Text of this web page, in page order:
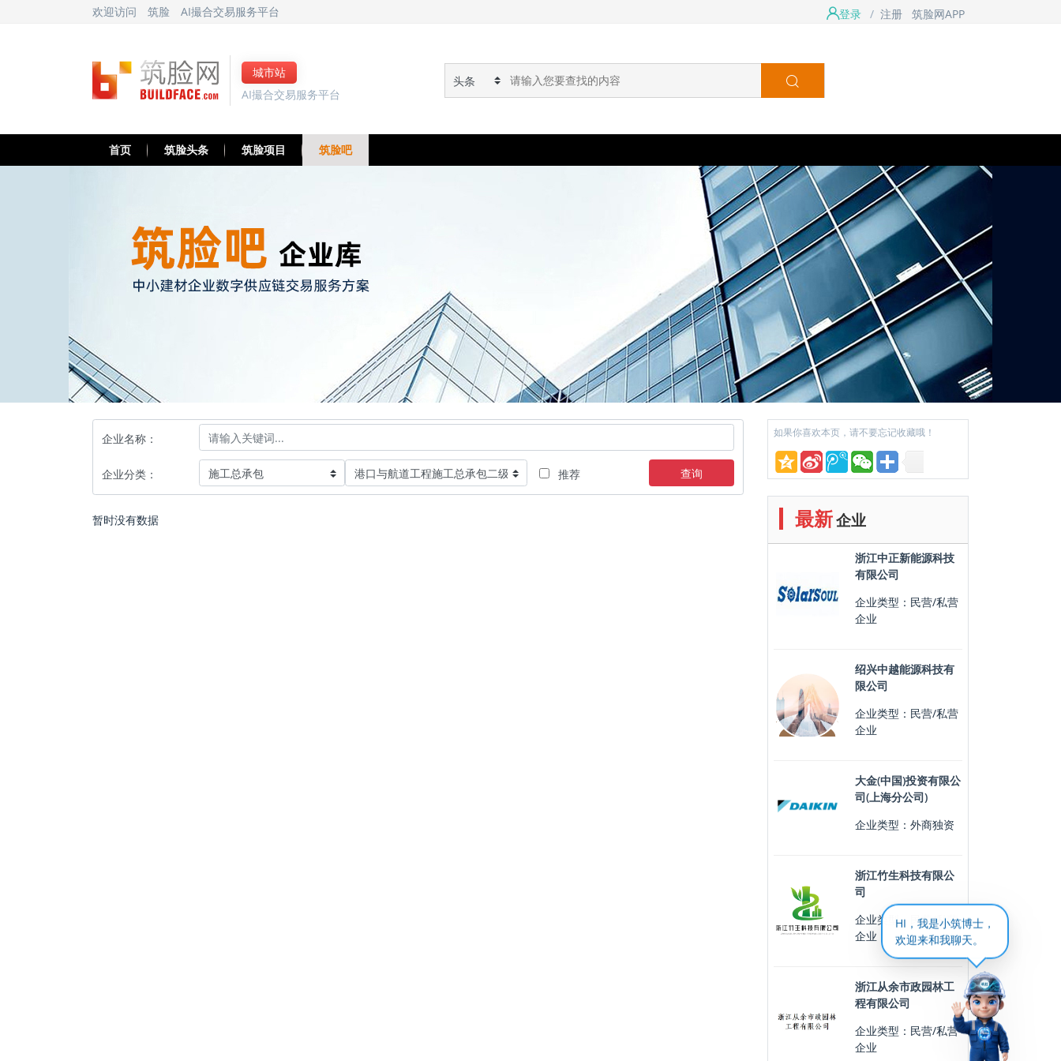
HI，我是小筑博士，
欢迎来和我聊天。
欢迎访问 筑脸 AI撮合交易服务平台 登录 / 注册 筑脸网APP
城市站
AI撮合交易服务平台
首页 筑脸头条 筑脸项目 筑脸吧
企业名称：
企业分类： 推荐 查询
暂时没有数据
如果你喜欢本页，请不要忘记收藏哦！
最新企业
浙江中正新能源科技
有限公司
企业类型：民营/私营
企业
绍兴中越能源科技有
限公司
企业类型：民营/私营
企业
大金(中国)投资有限公
司(上海分公司)
企业类型：外商独资
浙江竹生科技有限公
司
企业类型：民营/私营
企业
浙江从余市政园林工
程有限公司
企业类型：民营/私营
企业